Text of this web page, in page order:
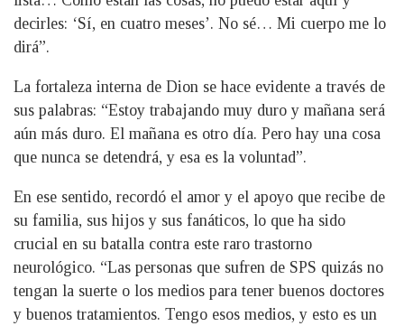
decirles: ‘Sí, en cuatro meses’. No sé… Mi cuerpo me lo
dirá”.
La fortaleza interna de Dion se hace evidente a través de
sus palabras: “Estoy trabajando muy duro y mañana será
aún más duro. El mañana es otro día. Pero hay una cosa
que nunca se detendrá, y esa es la voluntad”.
En ese sentido, recordó el amor y el apoyo que recibe de
su familia, sus hijos y sus fanáticos, lo que ha sido
crucial en su batalla contra este raro trastorno
neurológico. “Las personas que sufren de SPS quizás no
tengan la suerte o los medios para tener buenos doctores
y buenos tratamientos. Tengo esos medios, y esto es un